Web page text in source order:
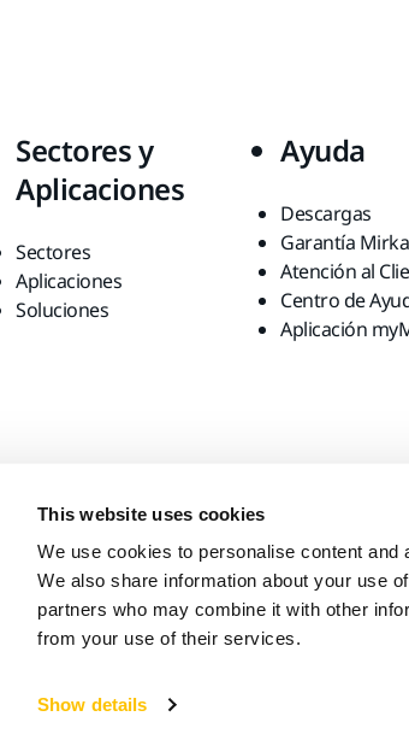
This website uses cookies
We use cookies to personalise content
We also share information about your use
partners who may combine it with other
from your use of their services.
Show details
Sectores y
Aplicaciones
Sectores
Aplicaciones
Soluciones
Ayuda
Descargas
Garantía Mirka
Atención al
Centro de
Aplicación
¿Quieres visitar la página web local?